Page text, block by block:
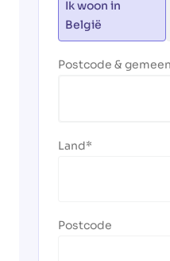
Ik woon in
België
Postcode &
Land
Postcode